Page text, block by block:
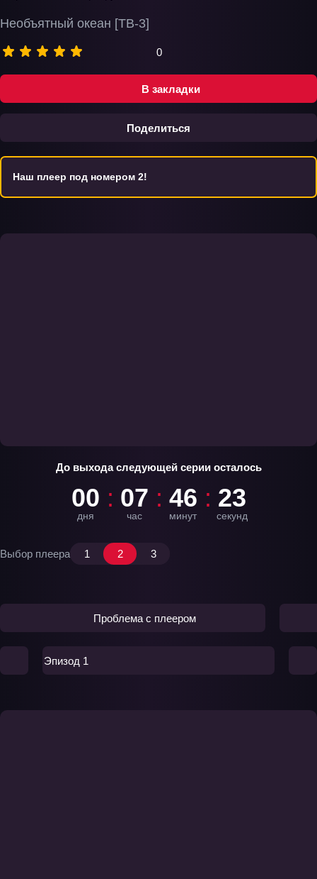
В закладки
Поделиться
Необъятный океан [ТВ-3]
0
Наш плеер под номером 2!
Выбор плеера 1 2 3
Проблема с плеером
Эпизод 1
До выхода следующей серии осталось
00
дня
07
час
46
минут
22
секунд